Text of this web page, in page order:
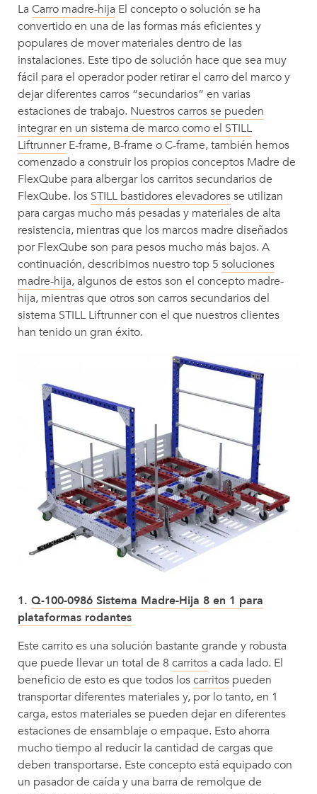
La Carro madre-hija El concepto o solución se ha
convertido en una de las formas más eficientes y
populares de mover materiales dentro de las
instalaciones. Este tipo de solución hace que sea muy
fácil para el operador poder retirar el carro del marco y
dejar diferentes carros “secundarios” en varias
estaciones de trabajo. Nuestros carros se pueden
integrar en un sistema de marco como el STILL
LiftrunnerE-frame, B-frame o C-frame, también hemos
comenzado a construir los propios conceptos Madre de
FlexQube para albergar los carritos secundarios de
FlexQube. los STILL bastidores elevadoresse utilizan
para cargas mucho más pesadas y materiales de alta
resistencia, mientras que los marcos madre diseñados
por FlexQube son para pesos mucho más bajos. A
continuación, describimos nuestro top 5 soluciones
madre-hija,algunos de estos son el concepto madre-
hija, mientras que otros son carros secundarios del
sistema STILL Liftrunner con el que nuestros clientes
han tenido un gran éxito.
1. Q-100-0986 Sistema Madre-Hija 8 en 1 para
plataformas rodantes
Este carrito es una solución bastante grande y robusta
que puede llevar un total de 8 carritosa cada lado. El
beneficio de esto es que todos loscarritos pueden
transportar diferentes materiales y, por lo tanto, en 1
carga, estos materiales se pueden dejar en diferentes
estaciones de ensamblaje o empaque. Esto ahorra
mucho tiempo al reducir la cantidad de cargas que
deben transportarse. Este concepto está equipado con
un pasador de caída y una barra de remolque de